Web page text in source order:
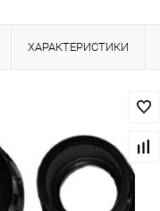
ХАРАКТЕРИСТИКИ